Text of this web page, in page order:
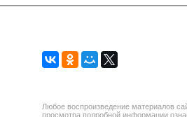
Любое воспроизведение материалов
просмотра подробной информации